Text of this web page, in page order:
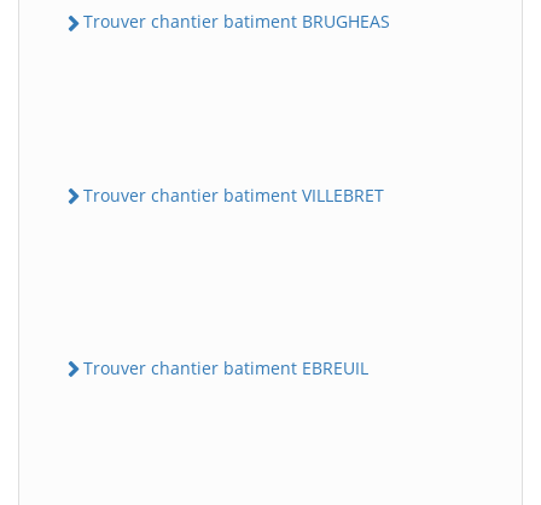
Trouver chantier batiment BRUGHEAS
Trouver chantier batiment VILLEBRET
Trouver chantier batiment EBREUIL